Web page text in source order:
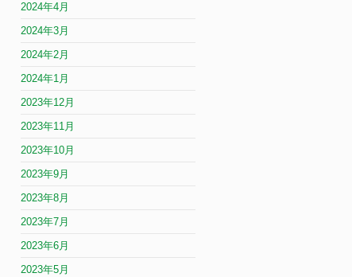
2024年4月
2024年3月
2024年2月
2024年1月
2023年12月
2023年11月
2023年10月
2023年9月
2023年8月
2023年7月
2023年6月
2023年5月